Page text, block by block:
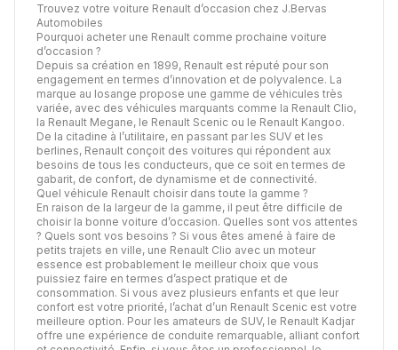
Trouvez votre voiture Renault d’occasion chez J.Bervas
Automobiles
Pourquoi acheter une Renault comme prochaine voiture
d’occasion ?
Depuis sa création en 1899, Renault est réputé pour son
engagement en termes d’innovation et de polyvalence. La
marque au losange propose une gamme de véhicules très
variée, avec des véhicules marquants comme la Renault Clio,
la Renault Megane, le Renault Scenic ou le Renault Kangoo.
De la citadine à l’utilitaire, en passant par les SUV et les
berlines, Renault conçoit des voitures qui répondent aux
besoins de tous les conducteurs, que ce soit en termes de
gabarit, de confort, de dynamisme et de connectivité.
Quel véhicule Renault choisir dans toute la gamme ?
En raison de la largeur de la gamme, il peut être difficile de
choisir la bonne voiture d’occasion. Quelles sont vos attentes
? Quels sont vos besoins ? Si vous êtes amené à faire de
petits trajets en ville, une Renault Clio avec un moteur
essence est probablement le meilleur choix que vous
puissiez faire en termes d’aspect pratique et de
consommation. Si vous avez plusieurs enfants et que leur
confort est votre priorité, l’achat d’un Renault Scenic est votre
meilleure option. Pour les amateurs de SUV, le Renault Kadjar
offre une expérience de conduite remarquable, alliant confort